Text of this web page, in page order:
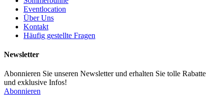
Eventlocation
Über Uns
Kontakt
Häufig gestellte Fragen
Newsletter
Abonnieren Sie unseren Newsletter und erhalten Sie tolle Rabatte
und exklusive Infos!
Abonnieren